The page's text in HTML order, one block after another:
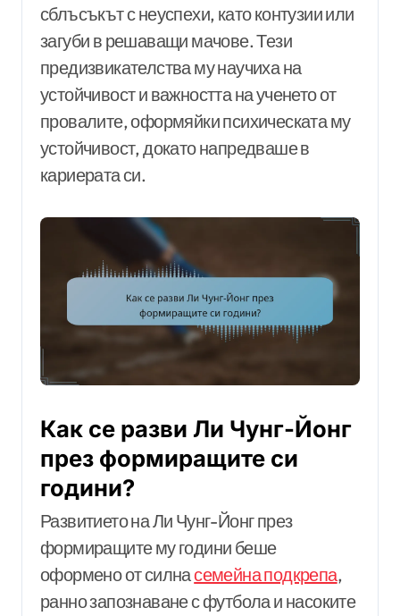
сблъсъкът с неуспехи, като контузии или
загуби в решаващи мачове. Тези
предизвикателства му научиха на
устойчивост и важността на ученето от
провалите, оформяйки психическата му
устойчивост, докато напредваше в
кариерата си.
Как се разви Ли Чунг-Йонг
през формиращите си
години?
Развитието на Ли Чунг-Йонг през
формиращите му години беше
оформено от силнасемейна подкрепа,
ранно запознаване с футбола и насоките